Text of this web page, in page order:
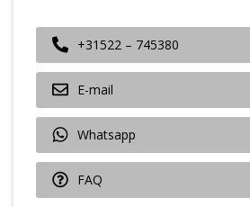
+31522 – 745380
E-mail
Whatsapp
FAQ